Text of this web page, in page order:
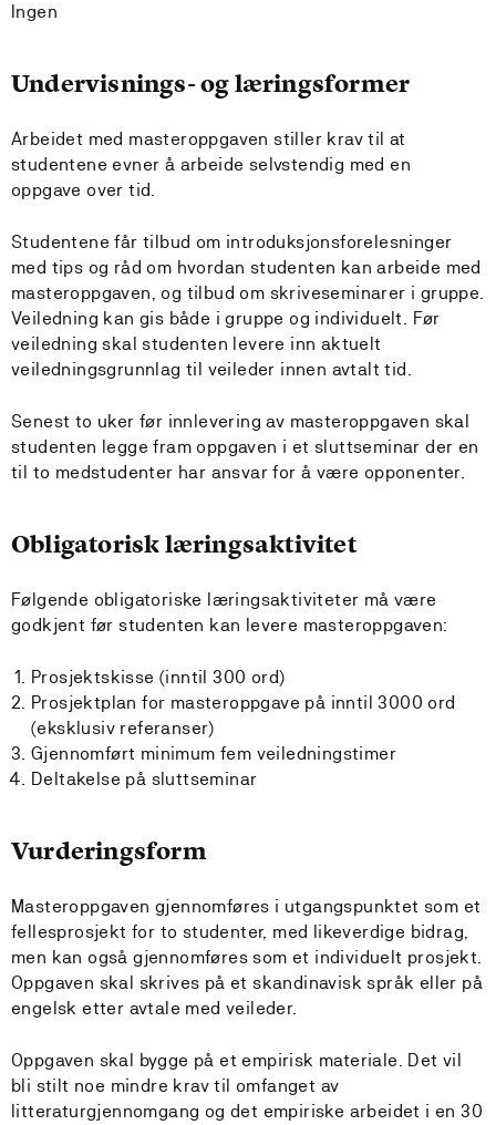
Ingen
Undervisnings- og læringsformer
Arbeidet med masteroppgaven stiller krav til at
studentene evner å arbeide selvstendig med en
oppgave over tid.
Studentene får tilbud om introduksjonsforelesninger
med tips og råd om hvordan studenten kan arbeide med
masteroppgaven, og tilbud om skriveseminarer i gruppe.
Veiledning kan gis både i gruppe og individuelt. Før
veiledning skal studenten levere inn aktuelt
veiledningsgrunnlag til veileder innen avtalt tid.
Senest to uker før innlevering av masteroppgaven skal
studenten legge fram oppgaven i et sluttseminar der en
til to medstudenter har ansvar for å være opponenter.
Obligatorisk læringsaktivitet
Følgende obligatoriske læringsaktiviteter må være
godkjent før studenten kan levere masteroppgaven:
Prosjektskisse (inntil 300 ord)
Prosjektplan for masteroppgave på inntil 3000 ord
(eksklusiv referanser)
Gjennomført minimum fem veiledningstimer
Deltakelse på sluttseminar
Vurderingsform
Masteroppgaven gjennomføres i utgangspunktet som et
fellesprosjekt for to studenter, med likeverdige bidrag,
men kan også gjennomføres som et individuelt prosjekt.
Oppgaven skal skrives på et skandinavisk språk eller på
engelsk etter avtale med veileder.
Oppgaven skal bygge på et empirisk materiale. Det vil
bli stilt noe mindre krav til omfanget av
litteraturgjennomgang og det empiriske arbeidet i en 30